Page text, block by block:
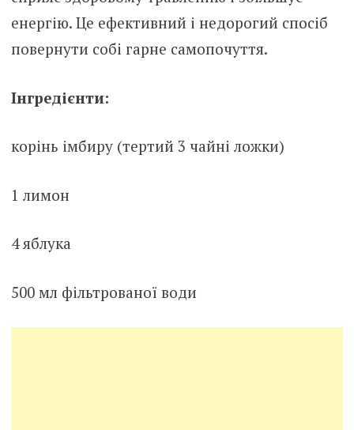
енергію. Це ефективний і недорогий спосіб
повернути собі гарне самопочуття.
Інгредієнти:
корінь імбиру (тертий 3 чайні ложки)
1 лимон
4 яблука
500 мл фільтрованої води